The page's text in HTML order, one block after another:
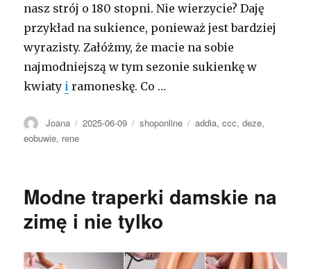
nasz strój o 180 stopni. Nie wierzycie? Daję
przykład na sukience, ponieważ jest bardziej
wyrazisty. Załóżmy, że macie na sobie
najmodniejszą w tym sezonie sukienkę w
kwiaty i ramoneskę. Co …
Autor
Joana Opublikowano
2025-06-09 Kategorie
shoponline Tagi
addia,ccc,deze,
eobuwie, rene
Modne traperki damskie na
zimę i nie tylko